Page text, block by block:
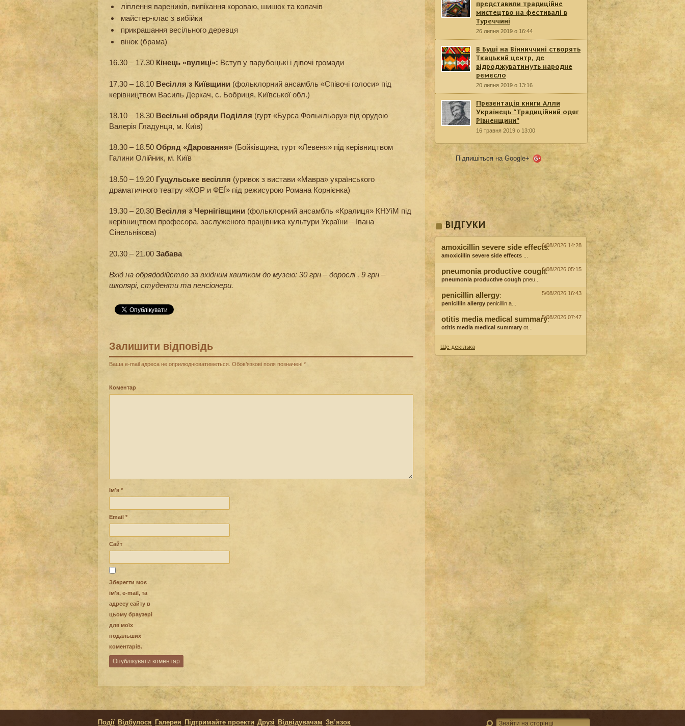
ліплення вареників, випікання короваю, шишок та колачів
майстер-клас з вибійки
прикрашання весільного деревця
вінок (брама)
16.30 – 17.30 Кінець «вулиці»: Вступ у парубоцькі і дівочі громади
17.30 – 18.10 Весілля з Київщини (фольклорний ансамбль «Співочі голоси» під
керівництвом Василь Деркач, с. Бобриця, Київської обл.)
18.10 – 18.30 Весільні обряди Поділля (гурт «Бурса Фолькльору» під орудою
Валерія Гладунця, м. Київ)
18.30 – 18.50 Обряд «Даровання» (Бойківщина, гурт «Левеня» під керівництвом
Галини Олійник, м. Київ
18.50 – 19.20 Гуцульське весілля (уривок з вистави «Мавра» українського
драматичного театру «КОР и ФЕЇ» під режисурою Романа Корнієнка)
19.30 – 20.30 Весілля з Чернігівщини (фольклорний ансамбль «Кралиця» КНУіМ під
керівництвом професора, заслуженого працівника культури України – Івана
Сінельнікова)
20.30 – 21.00 Забава
Вхід на обрядодійство за вхідним квитком до музею: 30 грн – дорослі , 9 грн –
школярі, студенти та пенсіонери.
Залишити відповідь
Ваша e-mail адреса не оприлюднюватиметься. Обов’язкові поля позначені *
Коментар
Ім'я *
Email *
Сайт
Зберегти моє
ім'я, e-mail, та
адресу сайту в
цьому браузері
для моїх
подальших
коментарів.
представили традиційне
мистецтво на фестивалі в
Туреччині
26 липня 2019 о 16:44
В Буші на Вінниччині створять
Ткацький центр, де
відроджуватимуть народне
ремесло
20 липня 2019 о 13:16
Презентація книги Алли
Українець “Традиційний одяг
Рівненщини”
16 травня 2019 о 13:00
Підпишіться на Google+
ВІДГУКИ
amoxicillin severe side effects:
amoxicillin severe side effects
6/08/2026 14:28
pneumonia productive cough:
pneumonia productive cough pneu...
6/08/2026 05:15
penicillin allergy:
penicillin allergy penicillin a...
5/08/2026 16:43
otitis media medical summary:
otitis media medical summary ot...
5/08/2026 07:47
Ще декілька
Події Відбулося Галерея Підтримайте проекти Друзі Відвідувачам Зв’язок